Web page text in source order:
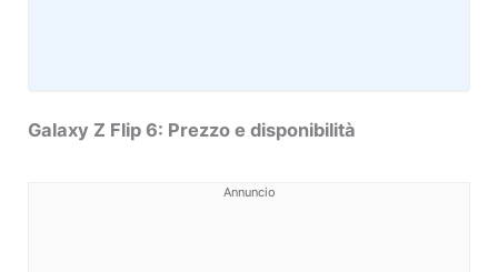
Galaxy Z Flip 6: Prezzo e disponibilità
Annuncio